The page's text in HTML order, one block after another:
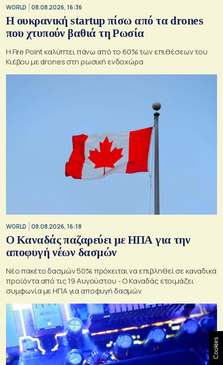
WORLD 08.08.2026, 16:36
Η ουκρανική startup πίσω από τα drones
που χτυπούν βαθιά τη Ρωσία
Η Fire Point καλύπτει πάνω από το 60% των επιθέσεων του
Κιέβου με drones στη ρωσική ενδοχώρα
WORLD 08.08.2026, 16:18
Ο Καναδάς παζαρεύει με ΗΠΑ για την
αποφυγή νέων δασμών
Νέο πακέτο δασμών 50% πρόκειται να επιβληθεί σε καναδικά
προϊόντα από τις 19 Αυγούστου - Ο Καναδάς ετοιμάζει
συμφωνία με ΗΠΑ για αποφυγή δασμών
Cookies